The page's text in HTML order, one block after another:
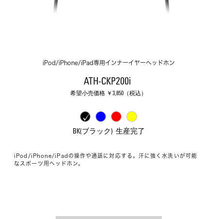
iPod/iPhone/iPad専用インナーイヤーヘッドホン
ATH-CKP200i
希望小売価格 ￥ 3,850 （税込）
BK(ブラック)  生産完了
iPod/iPhone/iPadの操作や通話に対応する。汗に強く水洗いが可能
なスポーツ用ヘッドホン。